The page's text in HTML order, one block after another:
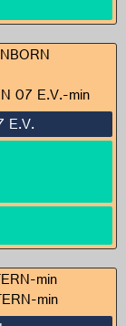
E.V.